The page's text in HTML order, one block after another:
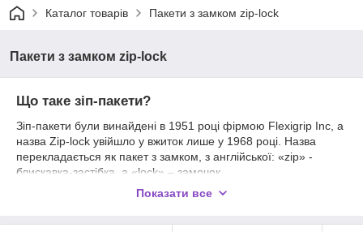
Каталог товарів Пакети з замком zip-lock
Пакети з замком zip-lock
Що таке зіп-пакети?
Зіп-пакети були винайдені в 1951 році фірмою Flexigrip Inc, а
назва Zip-lock увійшло у вжиток лише у 1968 році. Назва
перекладається як пакет з замком, з англійської: «zip» -
блискавка-застібка, а «lock» – замочок.
У вісімдесятих роках дія патенту закінчилося, і зіп-пакети
ці пакети вельми трудомісткі у виготовленні і вимагають
Показати все